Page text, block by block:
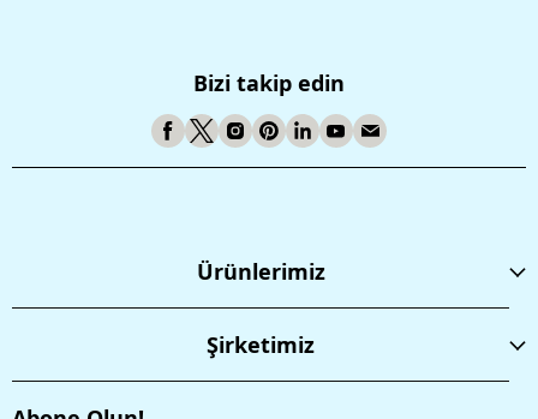
Bizi takip edin
Ürünlerimiz
Şirketimiz